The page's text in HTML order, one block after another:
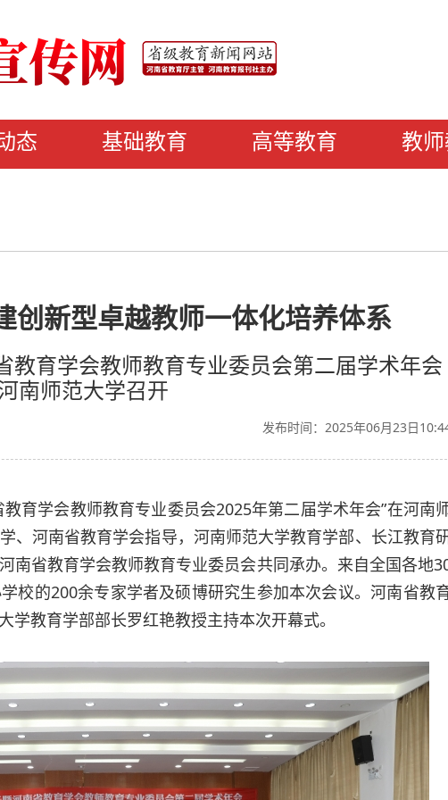
态 基础教育 高等教育 教
创新型卓越教师一体化培养体系
教育学会教师教育专业委员会第二届学术年会
南师范大学召开
发布时间：2025年06月23日
育学会教师教育专业委员会2025年第二届学术年会”在河南
、河南省教育学会指导，河南师范大学教育学部、长江教育
南省教育学会教师教育专业委员会共同承办。来自全国各地
校的200余专家学者及硕博研究生参加本次会议。河南省教
学教育学部部长罗红艳教授主持本次开幕式。